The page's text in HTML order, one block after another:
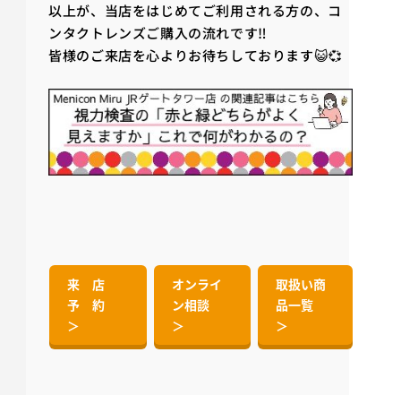
以上が、当店をはじめてご利用される方の、コ
ンタクトレンズご購入の流れです‼️
皆様のご来店を心よりお待ちしております😺💞
来 店
予 約
＞
オンライ
ン相談
＞
取扱い商
品一覧
＞